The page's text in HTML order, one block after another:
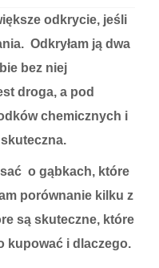
odkrycie, jeśli
Odkryłam ją dwa
bez niej
droga, a pod
chemicznych i
o gąbkach, które
porównanie kilku z
są skuteczne, które
kupować i dlaczego.